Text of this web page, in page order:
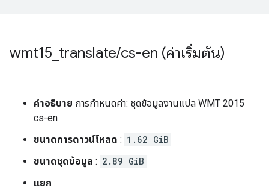
wmt15 translate/cs-en (ค่าเริ่มต้น)
คำอธิบาย การกำหนดค่า: ชุดข้อมูลงานแปล WMT 2015
cs-en
ขนาดการดาวน์โหลด : 1.62 GiB
ขนาดชุดข้อมูล : 2.89 GiB
แยก :